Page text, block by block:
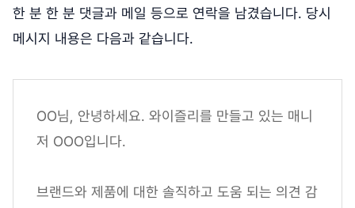
한 분 한 분 댓글과 메일 등으로 연락을 남겼습니다. 당시
메시지 내용은 다음과 같습니다.
OO님, 안녕하세요. 와이즐리를 만들고 있는 매니
저 OOO입니다.
브랜드와 제품에 대한 솔직하고 도움 되는 의견 감